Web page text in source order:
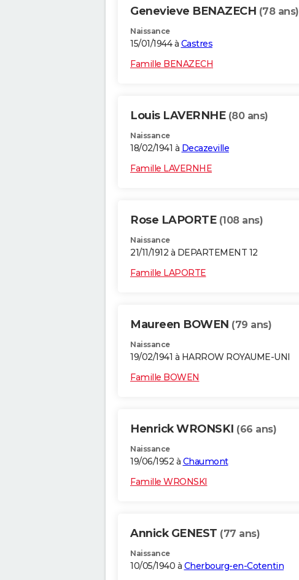
Genevieve BENAZECH (78 ans)
Naissance
15/01/1944 à Castres
Famille BENAZECH
Louis LAVERNHE (80 ans)
Naissance
18/02/1941 à Decazeville
Famille LAVERNHE
Rose LAPORTE (108 ans)
Naissance
21/11/1912 à DEPARTEMENT 12
Famille LAPORTE
Maureen BOWEN (79 ans)
Naissance
19/02/1941 à HARROW ROYAUME-UNI
Famille BOWEN
Henrick WRONSKI (66 ans)
Naissance
19/06/1952 à Chaumont
Famille WRONSKI
Annick GENEST (77 ans)
Naissance
10/05/1940 à Cherbourg-en-Cotentin